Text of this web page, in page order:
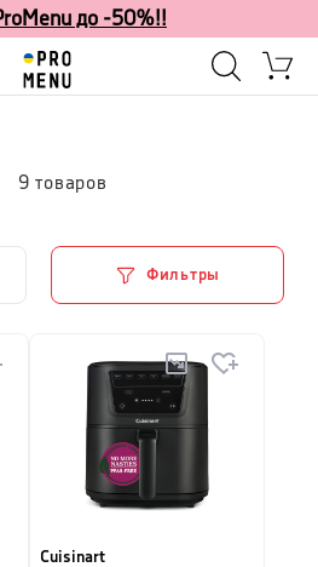
до -50%!!
9 товаров
Фильтры
Cuisinart